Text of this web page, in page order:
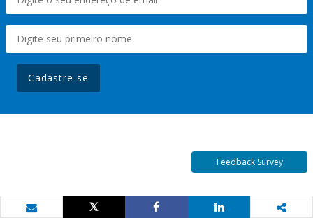
Cadastre-se
Feedback Survey